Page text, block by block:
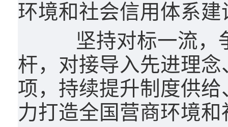
环境和社会信用体系
坚持对标一流，争
杆，对接导入先进理
项，持续提升制度供
力打造全国营商环境